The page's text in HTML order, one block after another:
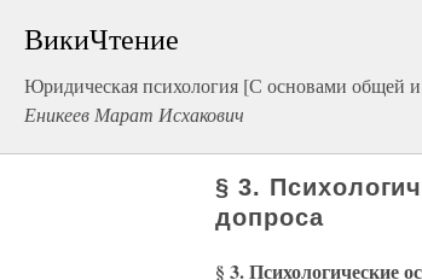
ВикиЧтение
Юридическая психология [С основами общей
Еникеев Марат Исхакович
§ 3.
допроса
§ 3. Психологические